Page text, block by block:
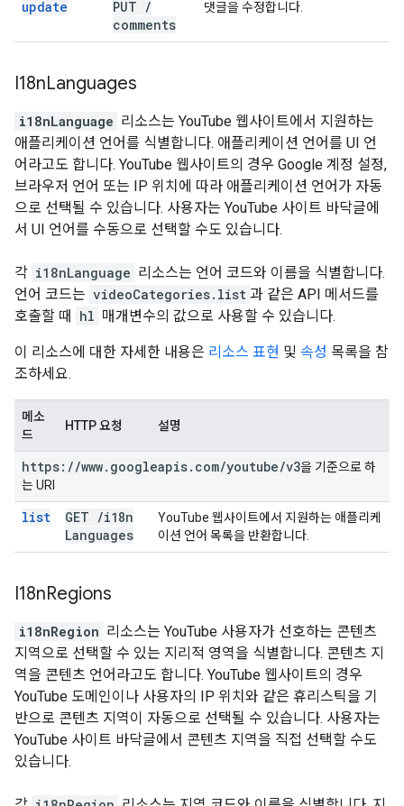
update PUT /
comments
댓글을 수정합니다.
I18nLanguages
i18nLanguage 리소스는 YouTube 웹사이트에서 지원하는
애플리케이션 언어를 식별합니다. 애플리케이션 언어를 UI 언
어라고도 합니다. YouTube 웹사이트의 경우 Google 계정 설정,
브라우저 언어 또는 IP 위치에 따라 애플리케이션 언어가 자동
으로 선택될 수 있습니다. 사용자는 YouTube 사이트 바닥글에
서 UI 언어를 수동으로 선택할 수도 있습니다.
각 i18nLanguage 리소스는 언어 코드와 이름을 식별합니다.
언어 코드는 videoCategories.list 과 같은 API 메서드를
호출할 때
hl 매개변수의 값으로 사용할 수 있습니다.
이 리소스에 대한 자세한 내용은 리소스 표현 및 속성 목록을 참
조하세요.
메소
드
HTTP 요청 설명
https: //www. googleapis. com/youtube/v3을 기준으로 하
는 URI
list GET /i18n
Languages
YouTube 웹사이트에서 지원하는 애플리케
이션 언어 목록을 반환합니다.
I18nRegions
i18nRegion 리소스는 YouTube 사용자가 선호하는 콘텐츠
지역으로 선택할 수 있는 지리적 영역을 식별합니다. 콘텐츠 지
역을 콘텐츠 언어라고도 합니다. YouTube 웹사이트의 경우
YouTube 도메인이나 사용자의 IP 위치와 같은 휴리스틱을 기
반으로 콘텐츠 지역이 자동으로 선택될 수 있습니다. 사용자는
YouTube 사이트 바닥글에서 콘텐츠 지역을 직접 선택할 수도
있습니다.